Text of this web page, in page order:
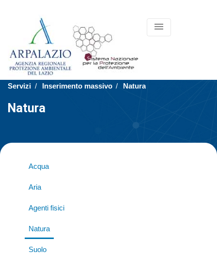
menu
Servizi Inserimento massivo Natura
Natura
Acqua
Aria
Agenti fisici
Natura
Suolo